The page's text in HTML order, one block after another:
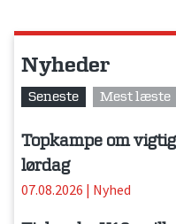
Nyheder
Seneste Mest læste
Topkampe om
lørdag
07.08.2026 | Nyhed